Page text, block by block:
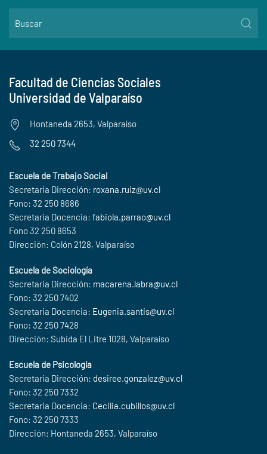
Facultad de Ciencias Sociales
Universidad de Valparaíso
Hontaneda 2653, Valparaíso
32 250 7344
Escuela de Trabajo Social
Secretaria Dirección: roxana.ruiz@uv.cl
Fono: 32 250 8686
Secretaria Docencia: fabiola.parrao@uv.cl
Fono 32 250 8653
Dirección: Colón 2128, Valparaíso
Escuela de Sociología
Secretaria Dirección: macarena.labra@uv.cl
Fono: 32 250 7402
Secretaria Docencia: Eugenia.santis@uv.cl
Fono: 32 250 7428
Dirección: Subida El Litre 1028, Valparaíso
Escuela de Psicología
Secretaria Dirección: desiree.gonzalez@uv.cl
Fono: 32 250 7332
Secretaria Docencia: Cecilia.cubillos@uv.cl
Fono: 32 250 7333
Dirección: Hontaneda 2653, Valparaíso